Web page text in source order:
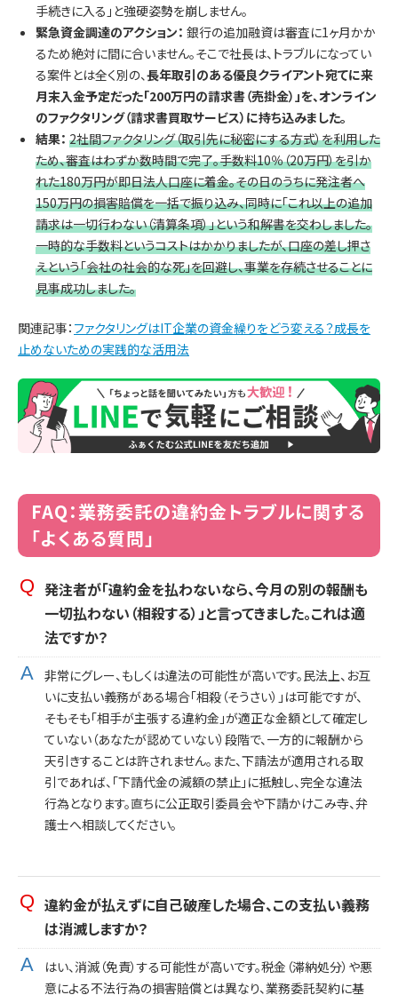
手続きに入る」と強硬姿勢を崩しません。
緊急資金調達のアクション： 銀行の追加融資は審査に1ヶ月かか
るため絶対に間に合いません。そこで社長は、トラブルになってい
る案件とは全く別の、長年取引のある優良クライアント宛てに来
月末入金予定だった「200万円の請求書（売掛金）」を、オンライン
のファクタリング（請求書買取サービス）に持ち込みました。
結果： 2社間ファクタリング（取引先に秘密にする方式）を利用した
ため、審査はわずか数時間で完了。手数料10％（20万円）を引か
れた180万円が即日法人口座に着金。その日のうちに発注者へ
150万円の損害賠償を一括で振り込み、同時に「これ以上の追加
請求は一切行わない（清算条項）」という和解書を交わしました。
一時的な手数料というコストはかかりましたが、口座の差し押さ
えという「会社の社会的な死」を回避し、事業を存続させることに
見事成功しました。
関連記事： ファクタリングはIT企業の資金繰りをどう変える？成長を
止めないための実践的な活用法
FAQ：業務委託の違約金トラブルに関する
「よくある質問」
発注者が「違約金を払わないなら、今月の別の報酬も
一切払わない（相殺する）」と言ってきました。これは適
法ですか？
非常にグレー、もしくは違法の可能性が高いです。民法上、お互
いに支払い義務がある場合「相殺（そうさい）」は可能ですが、
そもそも「相手が主張する違約金」が適正な金額として確定し
ていない（あなたが認めていない）段階で、一方的に報酬から
天引きすることは許されません。また、下請法が適用される取
引であれば、「下請代金の減額の禁止」に抵触し、完全な違法
行為となります。直ちに公正取引委員会や下請かけこみ寺、弁
護士へ相談してください。
違約金が払えずに自己破産した場合、この支払い義務
は消滅しますか？
はい、消滅（免責）する可能性が高いです。税金（滞納処分）や悪
意による不法行為の損害賠償とは異なり、業務委託契約に基